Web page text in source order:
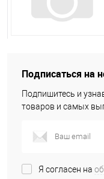
Подписаться на
Подпишитесь и
товаров и самых
Я согласен на